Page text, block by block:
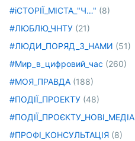
#іСТОРІЇ_МІСТА_"Ч…" (8)
#ЛЮБЛЮ_ЧНТУ (21)
#ЛЮДИ_ПОРЯД_З_НАМИ (51)
#Мир_в_цифровий_час (260)
#МОЯ_ПРАВДА (188)
#ПОДІЇ_ПРОЕКТУ (48)
#ПОДІЇ_ПРОЄКТУ_НОВІ_МЕДІА
#ПРОФІ_КОНСУЛЬТАЦІЯ (8)